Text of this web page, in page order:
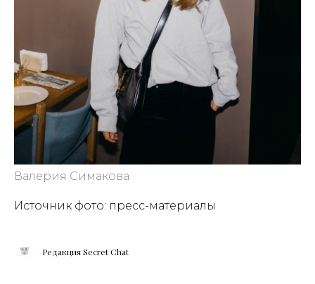
Валерия Симакова
Источник фото: пресс-материалы
Редакция Secret Chat